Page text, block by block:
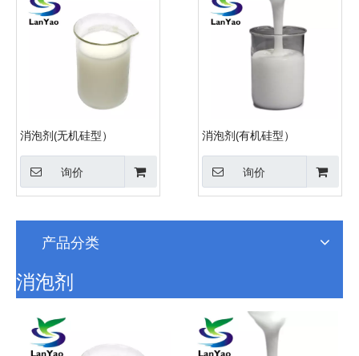
消泡剂(无机硅型）
询价
消泡剂(有机硅型）
询价
产品分类
消泡剂